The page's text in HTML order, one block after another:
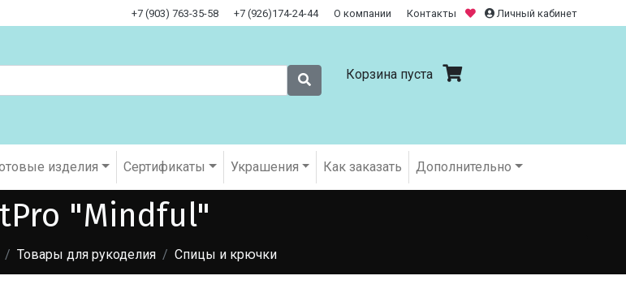
+7 (903) 763-35-58 +7 (926)174-24-44 О компании Контакты Личный кабинет
Корзина пуста
изделия Cертификаты Украшения Как заказать Дополнительно
"Mindful"
Товары для рукоделия Спицы и крючки